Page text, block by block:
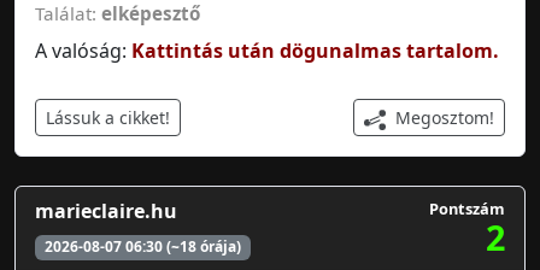
Találat: elképesztő
A valóság: Kattintás után dögunalmas tartalom.
Lássuk a cikket! Megosztom!
marieclaire.hu
2026-08-07 06:30 (~18 órája)
Pontszám
2